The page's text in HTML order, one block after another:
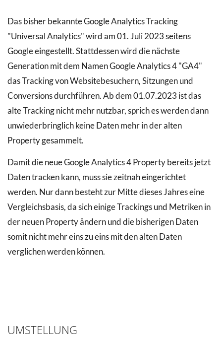
Das bisher bekannte Google Analytics Tracking
"Universal Analytics" wird am 01. Juli 2023 seitens
Google eingestellt. Stattdessen wird die nächste
Generation mit dem Namen Google Analytics 4 "GA4"
das Tracking von Websitebesuchern, Sitzungen und
Conversions durchführen. Ab dem 01.07.2023 ist das
alte Tracking nicht mehr nutzbar, sprich es werden dann
unwiederbringlich keine Daten mehr in der alten
Property gesammelt.
Damit die neue Google Analytics 4 Property bereits jetzt
Daten tracken kann, muss sie zeitnah eingerichtet
werden. Nur dann besteht zur Mitte dieses Jahres eine
Vergleichsbasis, da sich einige Trackings und Metriken in
der neuen Property ändern und die bisherigen Daten
somit nicht mehr eins zu eins mit den alten Daten
verglichen werden können.
UMSTELLUNG